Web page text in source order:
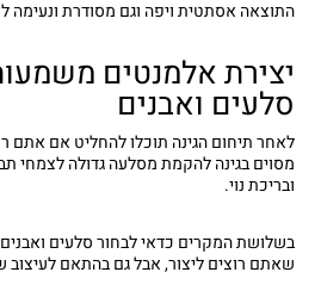
התוצאה אסתטית ויפה וגם מסודרת ונעימה
יצירת אלמנטים
סלעים ואבנים
לאחר תיחום הגינה תוכלו להחליט אם אתם
מסוים בגינה להקמת מסלעה גדולה לצמחי
ובריכת נוי.
בשלושת המקרים כדאי לבחור סלעים
שאתם רוצים ליצור, אבל גם בהתאם לעיצוב